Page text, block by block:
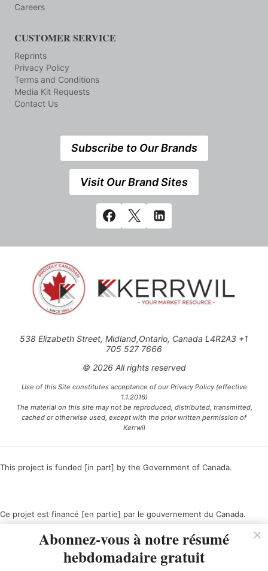
Careers
CUSTOMER SERVICE
Reprints
Privacy Policy
Terms and Conditions
Media Kit Requests
Contact Us
Subscribe to Our Brands
Visit Our Brand Sites
538 Elizabeth Street, Midland,Ontario, Canada L4R2A3 +1
705 527 7666
© 2026 All rights reserved
Use of this Site constitutes acceptance of our Privacy Policy (effective
1.1.2016)
The material on this site may not be reproduced, distributed, transmitted,
cached or otherwise used, except with the prior written permission of
Kerrwil
This project is funded [in part] by the Government of Canada.
Ce projet est financé [en partie] par le gouvernement du Canada.
Abonnez-vous à notre résumé
hebdomadaire gratuit